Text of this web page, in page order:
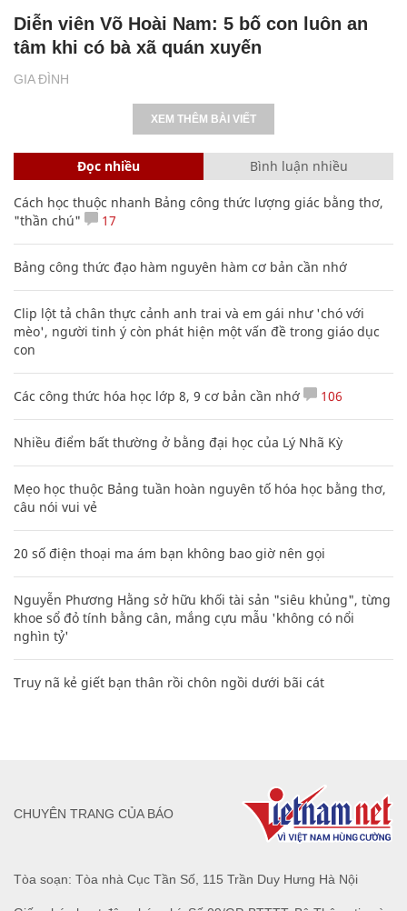
GIA ĐÌNH
Diễn viên Võ Hoài Nam: 5 bố con luôn an
tâm khi có bà xã quán xuyến
XEM THÊM BÀI VIẾT
Đọc nhiều Bình luận nhiều
Cách học thuộc nhanh Bảng công thức lượng giác bằng thơ,
"thần chú"
17
Bảng công thức đạo hàm nguyên hàm cơ bản cần nhớ
Clip lột tả chân thực cảnh anh trai và em gái như 'chó với
mèo', người tinh ý còn phát hiện một vấn đề trong giáo dục
con
Các công thức hóa học lớp 8, 9 cơ bản cần nhớ 106
Nhiều điểm bất thường ở bằng đại học của Lý Nhã Kỳ
Mẹo học thuộc Bảng tuần hoàn nguyên tố hóa học bằng thơ,
câu nói vui vẻ
20 số điện thoại ma ám bạn không bao giờ nên gọi
Nguyễn Phương Hằng sở hữu khối tài sản "siêu khủng", từng
khoe sổ đỏ tính bằng cân, mắng cựu mẫu 'không có nổi
nghìn tỷ'
Truy nã kẻ giết bạn thân rồi chôn ngồi dưới bãi cát
Tòa soạn: Tòa nhà Cục Tần Số, 115 Trần Duy Hưng Hà Nội
CHUYÊN TRANG CỦA BÁO